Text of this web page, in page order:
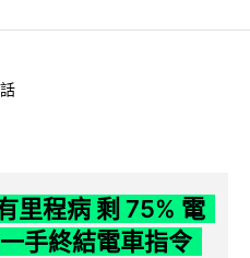
里程病 剩 75% 電
手終結電車指令